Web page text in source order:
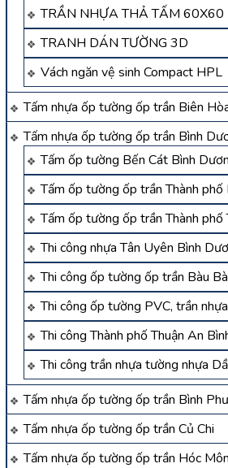
TRẦN NHỰA THẢ TẤM 60X60
TRANH DÁN TƯỜNG 3D
Vách ngăn vệ sinh Compact HPL
Tấm nhựa ốp tường ốp trần Biên
Tấm nhựa ốp tường ốp trần Bình
Tấm ốp tường Bến Cát Bình
Tấm ốp tường ốp trần Thành phố
Tấm ốp tường ốp trần Thành
Thi công nhựa Tân Uyên Bình
Thi công ốp tường ốp trần Bàu
Thi công ốp tường PVC, trần
Thi công Thành phố Thuận An
Thi công trần nhựa tường nhựa
Tấm nhựa ốp tường ốp trần Bình
Tấm nhựa ốp tường ốp trần Củ Chi
Tấm nhựa ốp tường ốp trần Hóc Môn